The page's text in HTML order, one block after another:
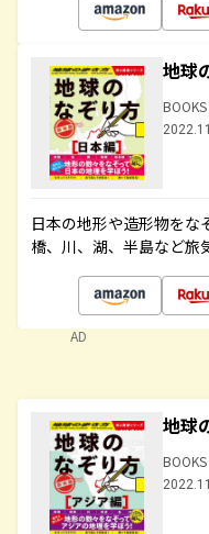
地球
日本の地形や造形物をな
橋、川、湖、半島など旅
AD
地球